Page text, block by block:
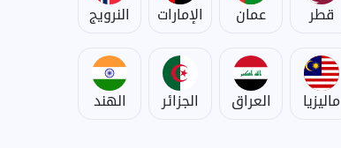
قطر عمان الإمارات النرويج
ماليزيا العراق الجزائر الهند